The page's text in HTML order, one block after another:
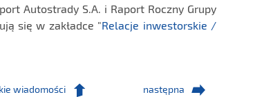
Autostrady S.A. i Raport Roczny Grupy
się w zakładce "Relacje inwestorskie /
wiadomości następna